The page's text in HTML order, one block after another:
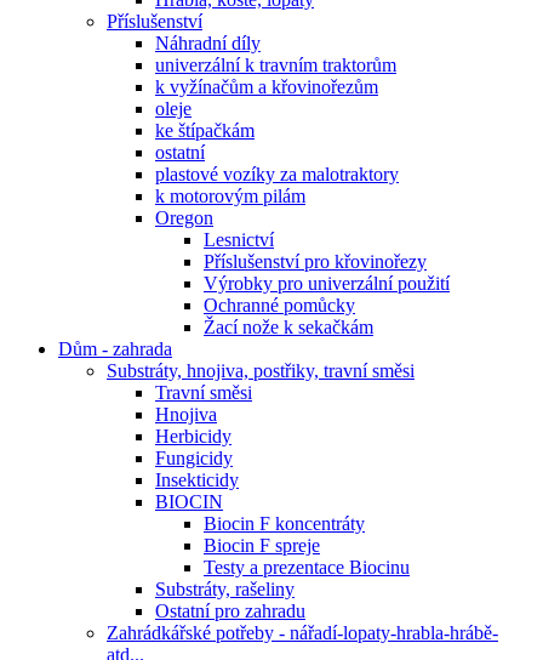
Příslušenství
Náhradní díly
univerzální k travním traktorům
k vyžínačům a křovinořezům
oleje
ke štípačkám
ostatní
plastové vozíky za malotraktory
k motorovým pilám
Oregon
Lesnictví
Příslušenství pro křovinořezy
Výrobky pro univerzální použití
Ochranné pomůcky
Žací nože k sekačkám
Dům - zahrada
Substráty, hnojiva, postřiky, travní směsi
Travní směsi
Hnojiva
Herbicidy
Fungicidy
Insekticidy
BIOCIN
Biocin F koncentráty
Biocin F spreje
Testy a prezentace Biocinu
Substráty, rašeliny
Ostatní pro zahradu
Zahrádkářské potřeby - nářadí-lopaty-hrabla-hrábě-
atd...